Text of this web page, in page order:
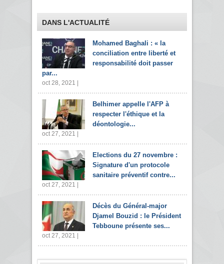
DANS L'ACTUALITÉ
Mohamed Baghali : « la
conciliation entre liberté et
responsabilité doit passer
par...
oct 28, 2021 |
Belhimer appelle l'AFP à
respecter l'éthique et la
déontologie...
oct 27, 2021 |
Elections du 27 novembre :
Signature d'un protocole
sanitaire préventif contre...
oct 27, 2021 |
Décès du Général-major
Djamel Bouzid : le Président
Tebboune présente ses...
oct 27, 2021 |